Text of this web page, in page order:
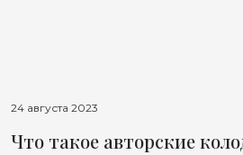
24 августа 2023
Что такое авторские